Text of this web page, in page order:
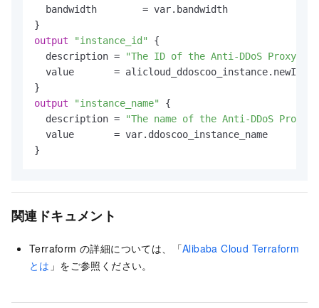
  bandwidth        = var.bandwidth
output
"instance_id"
{
  description =
"The ID of the Anti-DDoS Proxy
value       =
output
"instance_name"
{
  description =
"The name of the Anti-DDoS Proxy
  value       = var.ddoscoo_instance_name
}
関連ドキュメント
Terraform の詳細については、「Alibaba Cloud Terraform
とは 」をご参照ください。